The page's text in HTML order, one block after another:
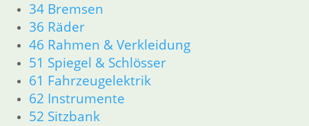
34 Bremsen
36 Räder
46 Rahmen & Verkleidung
51 Spiegel & Schlösser
61 Fahrzeugelektrik
62 Instrumente
52 Sitzbank
12 Motorelektrik
13 Vergaser
16 Tank
18 Auspuff
21 Kupplung
23 Getriebe
26 Kardanwelle